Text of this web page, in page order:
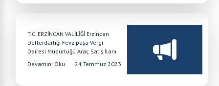
T.C. ERZİNCAN VALİLİĞİ Erzincan
Defterdarlığı Fevzipaşa Vergi
Dairesi Müdürlüğü Araç Satış İlanı
Devamını Oku
24 Temmuz 2023